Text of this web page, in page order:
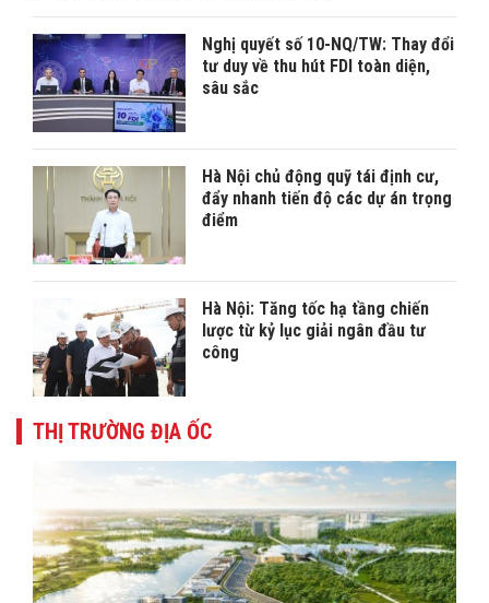
Nghị quyết số 10-NQ/TW: Thay đổi
tư duy về thu hút FDI toàn diện,
sâu sắc
Hà Nội chủ động quỹ tái định cư,
đẩy nhanh tiến độ các dự án trọng
điểm
Hà Nội: Tăng tốc hạ tầng chiến
lược từ kỷ lục giải ngân đầu tư
công
THỊ TRƯỜNG ĐỊA ỐC